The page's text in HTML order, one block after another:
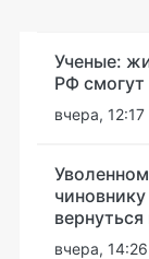
Ученые:
РФ смогут
вчера, 12:17
вчера, 14:26